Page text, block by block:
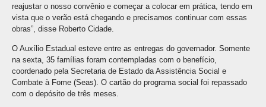
reajustar o nosso convênio e começar a colocar em prática, tendo em
vista que o verão está chegando e precisamos continuar com essas
obras”, disse Roberto Cidade.
O Auxílio Estadual esteve entre as entregas do governador. Somente
na sexta, 35 famílias foram contempladas com o benefício,
coordenado pela Secretaria de Estado da Assistência Social e
Combate à Fome (Seas). O cartão do programa social foi repassado
com o depósito de três meses.